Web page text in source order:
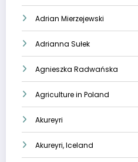
Adrian Mierzejewski
Adrianna Sułek
Agnieszka Radwańska
Agriculture in Poland
Akureyri
Akureyri, Iceland